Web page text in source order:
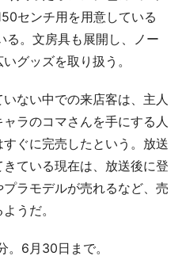
センチ用を用意している
る。文房具も展開し、ノー
グッズを取り扱う。
ない中での来店客は、主人
ラのコマさんを手にする人
ぐに完売したという。放送
ている現在は、放送後に登
ラモデルが売れるなど、売
うだ。
6月30日まで。